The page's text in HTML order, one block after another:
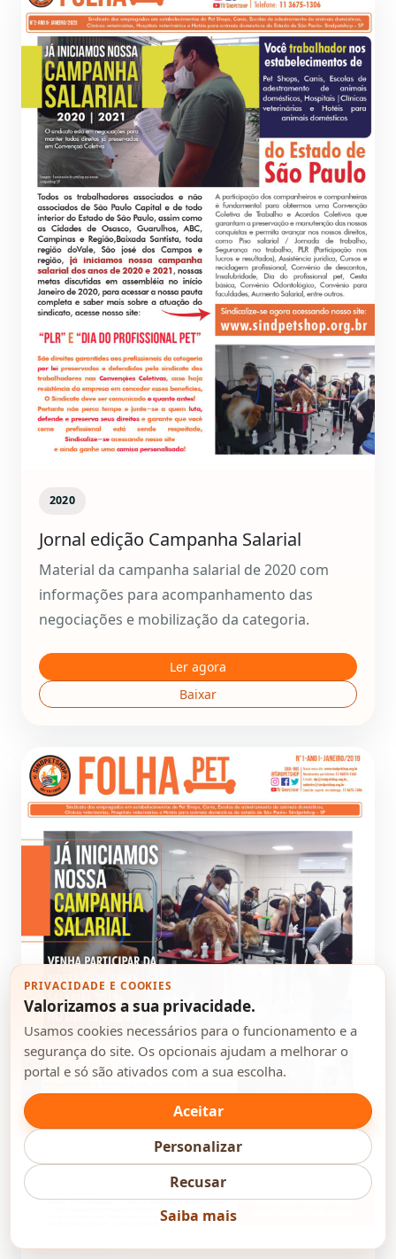
2020
Jornal edição Campanha Salarial
Material da campanha salarial de 2020 com
informações para acompanhamento das
negociações e mobilização da categoria.
Ler agora
Baixar
PRIVACIDADE E COOKIES
Valorizamos a sua privacidade.
Usamos cookies necessários para o funcionamento e a
segurança do site. Os opcionais ajudam a melhorar o
portal e só são ativados com a sua escolha.
Aceitar
Personalizar
Recusar
Saiba mais